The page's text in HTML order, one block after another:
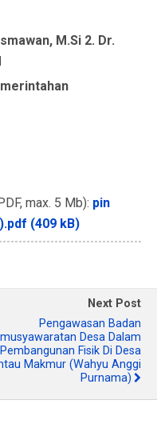
M.Si 2. Dr.
max. 5 Mb): pin
(409 kB)
Next Post
Pengawasan Badan
Desa Dalam
Pembangunan Fisik Di Desa
Makmur (Wahyu Anggi
Purnama)